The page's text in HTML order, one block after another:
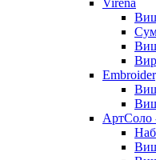
АртСоло